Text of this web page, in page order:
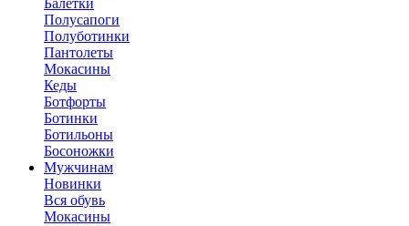
Балетки
Полусапоги
Полуботинки
Пантолеты
Мокасины
Кеды
Ботфорты
Ботинки
Ботильоны
Босоножки
Мужчинам
Новинки
Вся обувь
Мокасины